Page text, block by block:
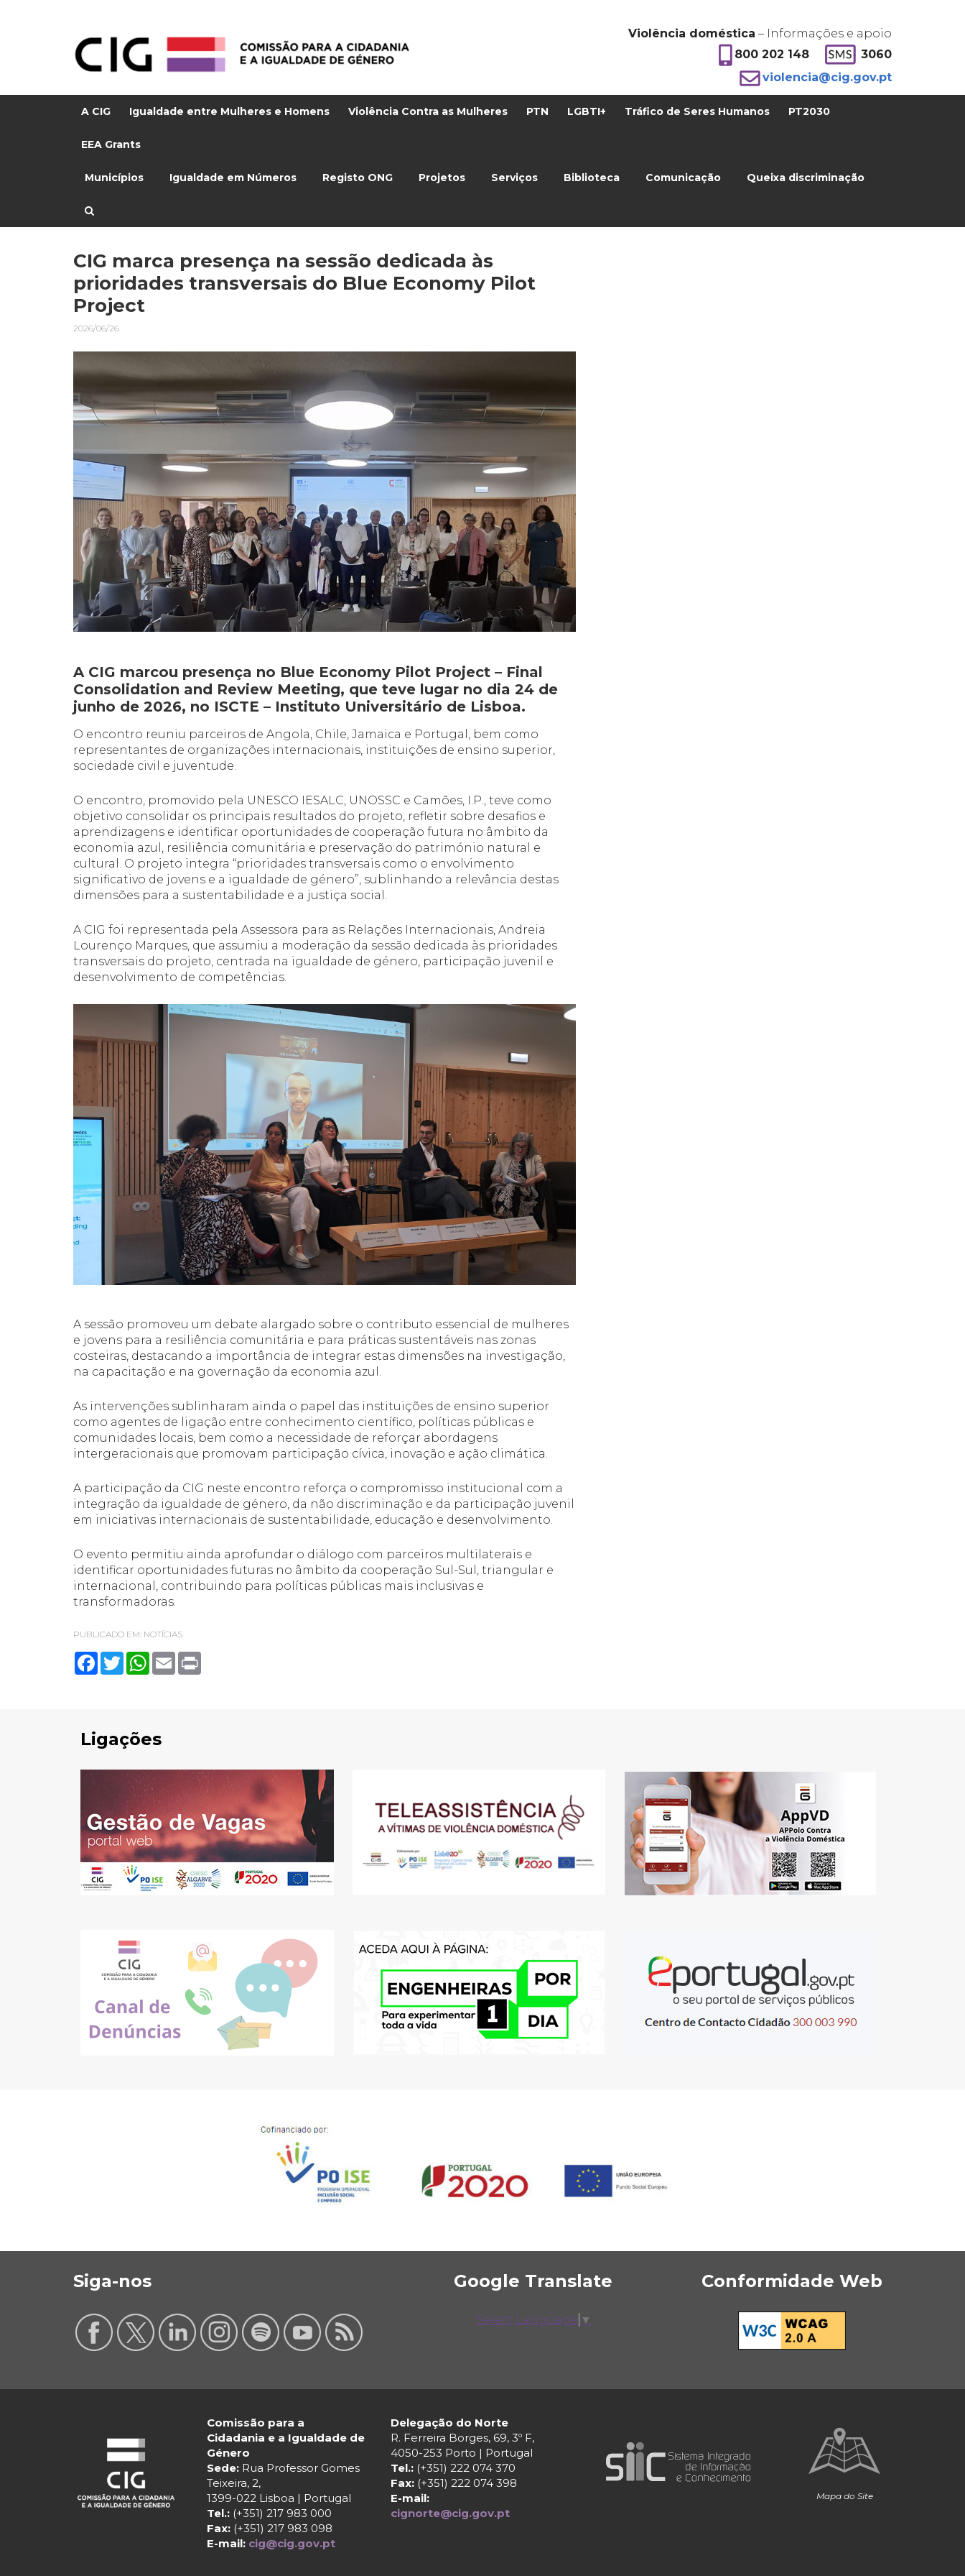
Violência doméstica – Informações e apoio
800 202 148
3060
violencia@cig.gov.pt
A CIG Igualdade entre Mulheres e Homens Violência Contra as Mulheres PTN LGBTI+ Tráfico de Seres Humanos PT2030
EEA Grants
Municípios Igualdade em Números Registo ONG Projetos Serviços Biblioteca Comunicação Queixa discriminação
CIG marca presença na sessão dedicada às
prioridades transversais do Blue Economy Pilot
Project
2026/06/26
A CIG marcou presença no Blue Economy Pilot Project – Final
Consolidation and Review Meeting, que teve lugar no dia 24 de
junho de 2026, no ISCTE – Instituto Universitário de Lisboa.
O encontro reuniu parceiros de Angola, Chile, Jamaica e Portugal, bem como
representantes de organizações internacionais, instituições de ensino superior,
sociedade civil e juventude.
O encontro, promovido pela UNESCO IESALC, UNOSSC e Camões, I.P., teve como
objetivo consolidar os principais resultados do projeto, refletir sobre desafios e
aprendizagens e identificar oportunidades de cooperação futura no âmbito da
economia azul, resiliência comunitária e preservação do património natural e
cultural. O projeto integra “prioridades transversais como o envolvimento
significativo de jovens e a igualdade de género”, sublinhando a relevância destas
dimensões para a sustentabilidade e a justiça social.
A CIG foi representada pela Assessora para as Relações Internacionais, Andreia
Lourenço Marques, que assumiu a moderação da sessão dedicada às prioridades
transversais do projeto, centrada na igualdade de género, participação juvenil e
desenvolvimento de competências.
A sessão promoveu um debate alargado sobre o contributo essencial de mulheres
e jovens para a resiliência comunitária e para práticas sustentáveis nas zonas
costeiras, destacando a importância de integrar estas dimensões na investigação,
na capacitação e na governação da economia azul.
As intervenções sublinharam ainda o papel das instituições de ensino superior
como agentes de ligação entre conhecimento científico, políticas públicas e
comunidades locais, bem como a necessidade de reforçar abordagens
intergeracionais que promovam participação cívica, inovação e ação climática.
A participação da CIG neste encontro reforça o compromisso institucional com a
integração da igualdade de género, da não discriminação e da participação juvenil
em iniciativas internacionais de sustentabilidade, educação e desenvolvimento.
O evento permitiu ainda aprofundar o diálogo com parceiros multilaterais e
identificar oportunidades futuras no âmbito da cooperação Sul-Sul, triangular e
internacional, contribuindo para políticas públicas mais inclusivas e
transformadoras.
PUBLICADO EM: NOTÍCIAS
Facebook
TwitterWhatsApp
Email
Ligações
Siga-nos Google Translate
Select Language ▼
Conformidade Web
Comissão para a
Cidadania e a Igualdade de
Género
Sede: Rua Professor Gomes
Teixeira, 2,
1399-022 Lisboa | Portugal
Tel.: (+351) 217 983 000
Fax: (+351) 217 983 098
E-mail: cig@cig.gov.pt
Delegação do Norte
R. Ferreira Borges, 69, 3º F,
4050-253 Porto | Portugal
Tel.: (+351) 222 074 370
Fax: (+351) 222 074 398
E-mail:
cignorte@cig.gov.pt
Mapa do Site
no
site: